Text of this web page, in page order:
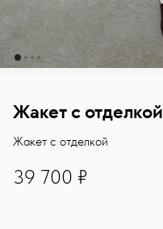
Жакет с отделкой
Жакет с отделкой
39700
39 700 ₽